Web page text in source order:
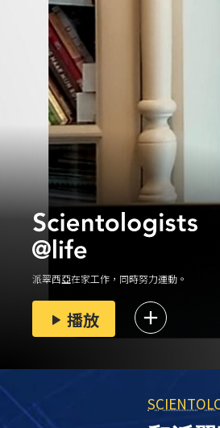
派翠西亞在家工作，同時努力運動 。
播放